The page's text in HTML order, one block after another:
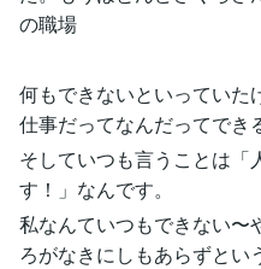
の職場
何もできないといっていた
仕事だってなんだってでき
そしていつも言うことは「
す！」なんです。
私なんていつもできない〜
ろがなきにしもあらずと